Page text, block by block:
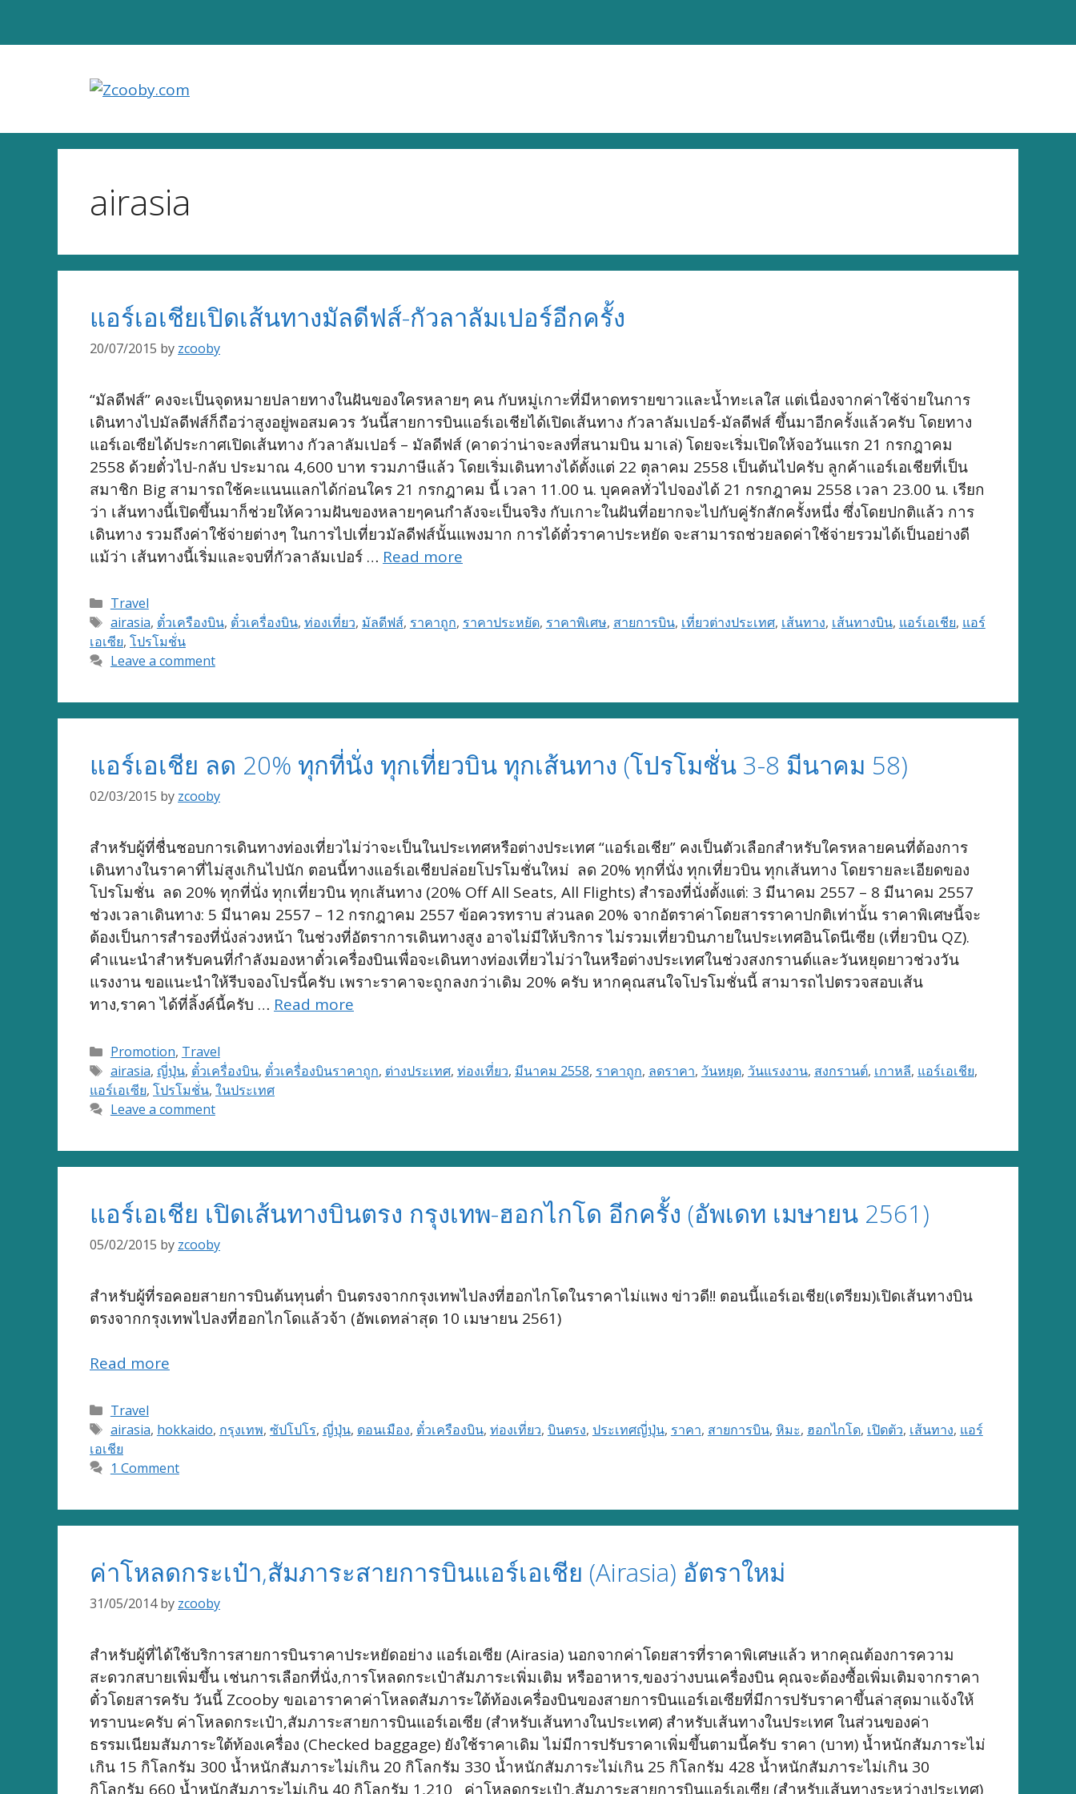
airasia
แอร์เอเชียเปิดเส้นทางมัลดีฟส์-กัวลาลัมเปอร์อีกครั้ง
20/07/2015 by zcooby
“มัลดีฟส์” คงจะเป็นจุดหมายปลายทางในฝันของใครหลายๆ คน กับหมู่เกาะที่มีหาดทรายขาวและน้ำทะเลใส แต่เนื่องจากค่าใช้จ่ายในการ
เดินทางไปมัลดีฟส์ก็ถือว่าสูงอยู่พอสมควร วันนี้สายการบินแอร์เอเชียได้เปิดเส้นทาง กัวลาลัมเปอร์-มัลดีฟส์ ขึ้นมาอีกครั้งแล้วครับ โดยทาง
แอร์เอเซียได้ประกาศเปิดเส้นทาง กัวลาลัมเปอร์ – มัลดีฟส์ (คาดว่าน่าจะลงที่สนามบิน มาเล่) โดยจะเริ่มเปิดให้จอวันแรก 21 กรกฎาคม
2558 ด้วยตั๋วไป-กลับ ประมาณ 4,600 บาท รวมภาษีแล้ว โดยเริ่มเดินทางได้ตั้งแต่ 22 ตุลาคม 2558 เป็นต้นไปครับ ลูกค้าแอร์เอเชียที่เป็น
สมาชิก Big สามารถใช้คะแนนแลกได้ก่อนใคร 21 กรกฎาคม นี้ เวลา 11.00 น. บุคคลทั่วไปจองได้ 21 กรกฎาคม 2558 เวลา 23.00 น. เรียก
ว่า เส้นทางนี้เปิดขึ้นมาก็ช่วยให้ความฝันของหลายๆคนกำลังจะเป็นจริง กับเกาะในฝันที่อยากจะไปกับคู่รักสักครั้งหนึ่ง ซึ่งโดยปกติแล้ว การ
เดินทาง รวมถึงค่าใช้จ่ายต่างๆ ในการไปเที่ยวมัลดีฟส์นั้นแพงมาก การได้ตั๋วราคาประหยัด จะสามารถช่วยลดค่าใช้จ่ายรวมได้เป็นอย่างดี
แม้ว่า เส้นทางนี้เริ่มและจบที่กัวลาลัมเปอร์ … Read more
Categories
Travel
Tags
airasia, ตั๋วเครืองบิน, ตั๋วเครื่องบิน, ท่องเที่ยว, มัลดีฟส์, ราคาถูก, ราคาประหยัด, ราคาพิเศษ, สายการบิน, เที่ยวต่างประเทศ, เส้นทาง, เส้นทางบิน, แอร์เอเชีย, แอร์
เอเซีย, โปรโมชั่น
Leave a comment
แอร์เอเชีย ลด 20% ทุกที่นั่ง ทุกเที่ยวบิน ทุกเส้นทาง (โปรโมชั่น 3-8 มีนาคม 58)
02/03/2015 by zcooby
สำหรับผู้ที่ชื่นชอบการเดินทางท่องเที่ยวไม่ว่าจะเป็นในประเทศหรือต่างประเทศ “แอร์เอเชีย” คงเป็นตัวเลือกสำหรับใครหลายคนที่ต้องการ
เดินทางในราคาที่ไม่สูงเกินไปนัก ตอนนี้ทางแอร์เอเชียปล่อยโปรโมชั่นใหม่ ลด 20% ทุกที่นั่ง ทุกเที่ยวบิน ทุกเส้นทาง โดยรายละเอียดของ
โปรโมชั่น ลด 20% ทุกที่นั่ง ทุกเที่ยวบิน ทุกเส้นทาง (20% Off All Seats, All Flights) สำรองที่นั่งตั้งแต่: 3 มีนาคม 2557 – 8 มีนาคม 2557
ช่วงเวลาเดินทาง: 5 มีนาคม 2557 – 12 กรกฎาคม 2557 ข้อควรทราบ ส่วนลด 20% จากอัตราค่าโดยสารราคาปกติเท่านั้น ราคาพิเศษนี้จะ
ต้องเป็นการสำรองที่นั่งล่วงหน้า ในช่วงที่อัตราการเดินทางสูง อาจไม่มีให้บริการ ไม่รวมเที่ยวบินภายในประเทศอินโดนีเซีย (เที่ยวบิน QZ).
คำแนะนำสำหรับคนที่กำลังมองหาตั๋วเครื่องบินเพื่อจะเดินทางท่องเที่ยวไม่ว่าในหรือต่างประเทศในช่วงสงกรานต์และวันหยุดยาวช่วงวัน
แรงงาน ขอแนะนำให้รีบจองโปรนี้ครับ เพราะราคาจะถูกลงกว่าเดิม 20% ครับ หากคุณสนใจโปรโมชั่นนี้ สามารถไปตรวจสอบเส้น
ทาง,ราคา ได้ที่ลิ้งค์นี้ครับ … Read more
Categories
Promotion, Travel
Tags
airasia, ญี่ปุ่น, ตั๋วเครื่องบิน, ตั๋วเครื่องบินราคาถูก, ต่างประเทศ, ท่องเที่ยว, มีนาคม 2558, ราคาถูก, ลดราคา, วันหยุด, วันแรงงาน, สงกรานต์, เกาหลี, แอร์เอเชีย,
แอร์เอเซีย, โปรโมชั่น, ในประเทศ
Leave a comment
แอร์เอเชีย เปิดเส้นทางบินตรง กรุงเทพ-ฮอกไกโด อีกครั้ง (อัพเดท เมษายน 2561)
05/02/2015 by zcooby
สำหรับผู้ที่รอคอยสายการบินต้นทุนต่ำ บินตรงจากกรุงเทพไปลงที่ฮอกไกโดในราคาไม่แพง ข่าวดี!! ตอนนี้แอร์เอเชีย(เตรียม)เปิดเส้นทางบิน
ตรงจากกรุงเทพไปลงที่ฮอกไกโดแล้วจ้า (อัพเดทล่าสุด 10 เมษายน 2561)
Read more
Categories
Travel
Tags
airasia, hokkaido, กรุงเทพ, ซัปโปโร, ญี่ปุ่น, ดอนเมือง, ตั๋วเครืองบิน, ท่องเที่ยว, บินตรง, ประเทศญี่ปุ่น, ราคา, สายการบิน, หิมะ, ฮอกไกโด, เปิดตัว, เส้นทาง, แอร์
เอเชีย
1 Comment
ค่าโหลดกระเป๋า,สัมภาระสายการบินแอร์เอเชีย (Airasia) อัตราใหม่
31/05/2014 by zcooby
สำหรับผู้ที่ได้ใช้บริการสายการบินราคาประหยัดอย่าง แอร์เอเซีย (Airasia) นอกจากค่าโดยสารที่ราคาพิเศษแล้ว หากคุณต้องการความ
สะดวกสบายเพิ่มขึ้น เช่นการเลือกที่นั่ง,การโหลดกระเป๋าสัมภาระเพิ่มเติม หรืออาหาร,ของว่างบนเครื่องบิน คุณจะต้องซื้อเพิ่มเติมจากราคา
ตั๋วโดยสารครับ วันนี้ Zcooby ขอเอาราคาค่าโหลดสัมภาระใต้ท้องเครื่องบินของสายการบินแอร์เอเซียที่มีการปรับราคาขึ้นล่าสุดมาแจ้งให้
ทราบนะครับ ค่าโหลดกระเป๋า,สัมภาระสายการบินแอร์เอเซีย (สำหรับเส้นทางในประเทศ) สำหรับเส้นทางในประเทศ ในส่วนของค่า
ธรรมเนียมสัมภาระใต้ท้องเครื่อง (Checked baggage) ยังใช้ราคาเดิม ไม่มีการปรับราคาเพิ่มขึ้นตามนี้ครับ ราคา (บาท) น้ำหนักสัมภาระไม่
เกิน 15 กิโลกรัม 300 น้ำหนักสัมภาระไม่เกิน 20 กิโลกรัม 330 น้ำหนักสัมภาระไม่เกิน 25 กิโลกรัม 428 น้ำหนักสัมภาระไม่เกิน 30
กิโลกรัม 660 น้ำหนักสัมภาระไม่เกิน 40 กิโลกรัม 1,210 ค่าโหลดกระเป๋า,สัมภาระสายการบินแอร์เอเซีย (สำหรับเส้นทางระหว่างประเทศ)